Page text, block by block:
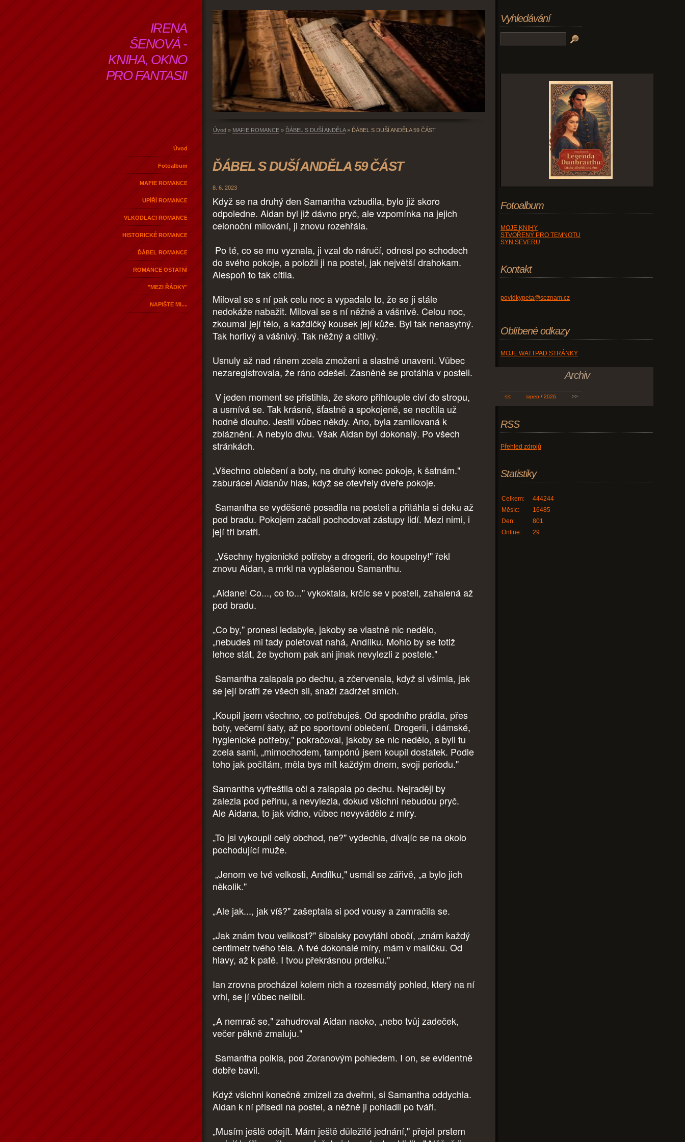
IRENA
ŠENOVÁ -
KNIHA, OKNO
PRO FANTASII
Úvod
Fotoalbum
MAFIE ROMANCE
UPÍŘÍ ROMANCE
VLKODLACI ROMANCE
HISTORICKÉ ROMANCE
ĎÁBEL ROMANCE
ROMANCE OSTATNÍ
"MEZI ŘÁDKY"
NAPIŠTE MI....
Úvod » MAFIE ROMANCE » ĎÁBEL S DUŠÍ ANDĚLA» ĎÁBEL S DUŠÍ ANDĚLA 59 ČÁST
ĎÁBEL S DUŠÍ ANDĚLA 59 ČÁST
8. 6. 2023
Když se na druhý den Samantha vzbudila, bylo již skoro
odpoledne. Aidan byl již dávno pryč, ale vzpomínka na jejich
celonoční milování, ji znovu rozehřála.
Po té, co se mu vyznala, ji vzal do náručí, odnesl po schodech
do svého pokoje, a položil ji na postel, jak největší drahokam.
Alespoň to tak cítila.
Miloval se s ní pak celu noc a vypadalo to, že se ji stále
nedokáže nabažit. Miloval se s ní něžně a vášnivě. Celou noc,
zkoumal její tělo, a každičký kousek její kůže. Byl tak nenasytný.
Tak horlivý a vášnivý. Tak něžný a citlivý.
Usnuly až nad ránem zcela zmoženi a slastně unaveni. Vůbec
nezaregistrovala, že ráno odešel. Zasněně se protáhla v posteli.
V jeden moment se přistihla, že skoro přihlouple civí do stropu,
a usmívá se. Tak krásně, šťastně a spokojeně, se necítila už
hodně dlouho. Jestli vůbec někdy. Ano, byla zamilovaná k
zbláznění. A nebylo divu. Však Aidan byl dokonalý. Po všech
stránkách.
„Všechno oblečení a boty, na druhý konec pokoje, k šatnám."
zaburácel Aidanův hlas, když se otevřely dveře pokoje.
Samantha se vyděšeně posadila na posteli a přitáhla si deku až
pod bradu. Pokojem začali pochodovat zástupy lidí. Mezi nimi, i
její tři bratři.
„Všechny hygienické potřeby a drogerii, do koupelny!" řekl
znovu Aidan, a mrkl na vyplašenou Samanthu.
„Aidane! Co..., co to..." vykoktala, krčíc se v posteli, zahalená až
pod bradu.
„Co by," pronesl ledabyle, jakoby se vlastně nic nedělo,
„nebudeš mi tady poletovat nahá, Andílku. Mohlo by se totiž
lehce stát, že bychom pak ani jinak nevylezli z postele."
Samantha zalapala po dechu, a zčervenala, když si všimla, jak
se její bratři ze všech sil, snaží zadržet smích.
„Koupil jsem všechno, co potřebuješ. Od spodního prádla, přes
boty, večerní šaty, až po sportovní oblečení. Drogerii, i dámské,
hygienické potřeby," pokračoval, jakoby se nic nedělo, a byli tu
zcela sami, „mimochodem, tampónů jsem koupil dostatek. Podle
toho jak počítám, měla bys mít každým dnem, svoji periodu."
Samantha vytřeštila oči a zalapala po dechu. Nejraději by
zalezla pod peřinu, a nevylezla, dokud všichni nebudou pryč.
Ale Aidana, to jak vidno, vůbec nevyvádělo z míry.
„To jsi vykoupil celý obchod, ne?" vydechla, dívajíc se na okolo
pochodující muže.
„Jenom ve tvé velkosti, Andílku," usmál se zářivě, „a bylo jich
několik."
„Ale jak..., jak víš?" zašeptala si pod vousy a zamračila se.
„Jak znám tvou velikost?" šibalsky povytáhl obočí, „znám každý
centimetr tvého těla. A tvé dokonalé míry, mám v malíčku. Od
hlavy, až k patě. I tvou překrásnou prdelku."
Ian zrovna procházel kolem nich a rozesmátý pohled, který na ní
vrhl, se jí vůbec nelíbil.
„A nemrač se," zahudroval Aidan naoko, „nebo tvůj zadeček,
večer pěkně zmaluju."
Samantha polkla, pod Zoranovým pohledem. I on, se evidentně
dobře bavil.
Když všichni konečně zmizeli za dveřmi, si Samantha oddychla.
Aidan k ní přisedl na postel, a něžně ji pohladil po tváři.
„Musím ještě odejít. Mám ještě důležité jednání," přejel prstem
Vyhledávání
Fotoalbum
MOJE KNIHY
STVOŘENÝ PRO TEMNOTU
SYN SEVERU
Kontakt
povidkypeta@seznam.cz
Oblíbené odkazy
MOJE WATTPAD STRÁNKY
Archiv
<< srpen / 2026 >>
RSS
Přehled zdrojů
Statistiky
Online: 29
Celkem:
444244
Měsíc:
16485
Den:
801